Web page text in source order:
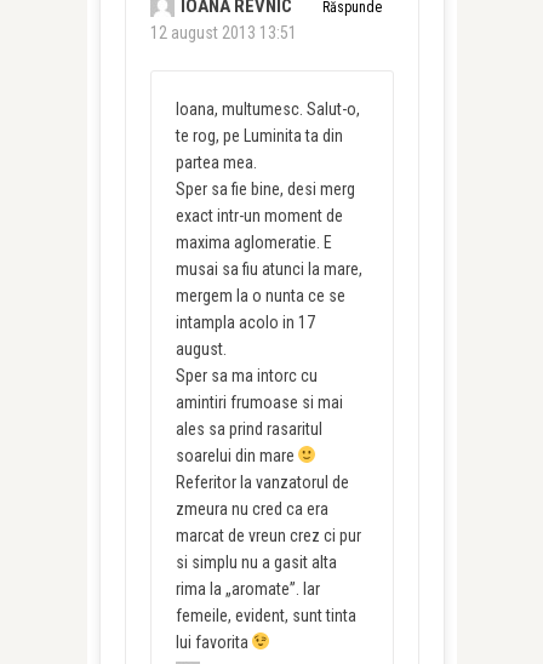
IOANA REVNIC
12 august 2013 13:51
Răspunde
Ioana, multumesc. Salut-o,
te rog, pe Luminita ta din
partea mea.
Sper sa fie bine, desi merg
exact intr-un moment de
maxima aglomeratie. E
musai sa fiu atunci la mare,
mergem la o nunta ce se
intampla acolo in 17
august.
Sper sa ma intorc cu
amintiri frumoase si mai
ales sa prind rasaritul
soarelui din mare
Referitor la vanzatorul de
zmeura nu cred ca era
marcat de vreun crez ci pur
si simplu nu a gasit alta
rima la „aromate”. Iar
femeile, evident, sunt tinta
lui favorita